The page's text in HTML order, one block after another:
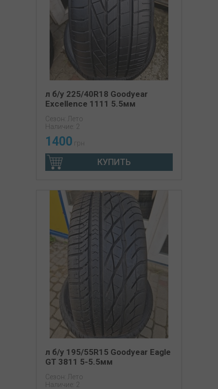
л б/у 225/40R18 Goodyear
Excellence 1111 5.5мм
Сезон: Лето
Наличие: 2
1400 грн
КУПИТЬ
л б/у 195/55R15 Goodyear Eagle
GT 3811 5-5.5мм
Сезон: Лето
Наличие: 2